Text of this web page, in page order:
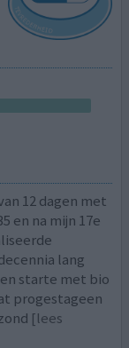
12 dagen met
en na mijn 17e
lang
starte met bio
progestageen
[lees